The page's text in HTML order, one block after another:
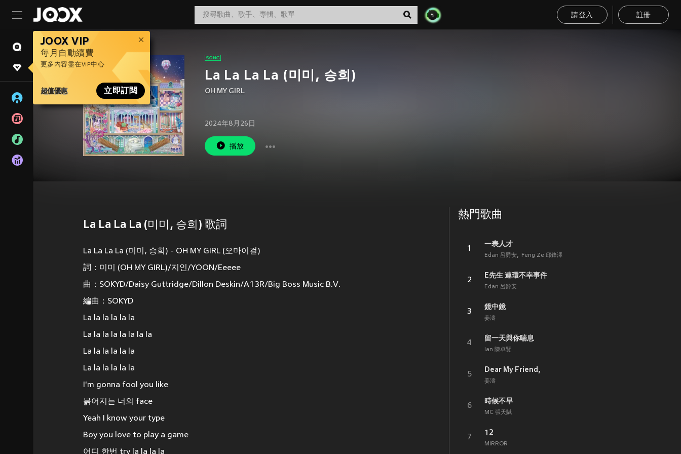
請登入 註冊
JOOX VIP
每月自動續費
更多內容盡在VIP中心
超值優惠 立即訂閱
La La La La (미미, 승희)
OH MY GIRL
2024年8月26日
播放
La La La La (미미, 승희) 歌詞
La La La La (미미, 승희) - OH MY GIRL (오마이걸)
詞：미미 (OH MY GIRL)/지인/YOON/Eeeee
曲：SOKYD/Daisy Guttridge/Dillon Deskin/A13R/Big Boss Music B.V.
編曲：SOKYD
La la la la la la
La la la la la la la la
La la la la la la
La la la la la la
I'm gonna fool you like
붉어지는 너의 face
Yeah I know your type
Boy you love to play a game
어디 한번 try la la la la
熱門歌曲
1
一表人才
Edan 呂爵安 Feng Ze 邱鋒澤
2
E先生 連環不幸事件
Edan 呂爵安
3
鏡中鏡
姜濤
4
留一天與你喘息
Ian 陳卓賢
5
Dear My Friend,
姜濤
6
時候不早
MC 張天賦
7
12
MIRROR